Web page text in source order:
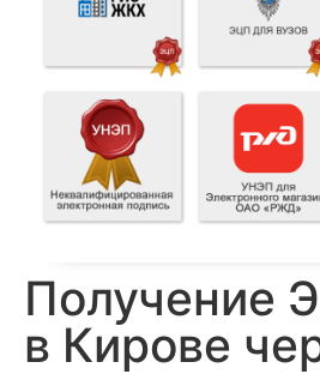
Получение
в Кирове